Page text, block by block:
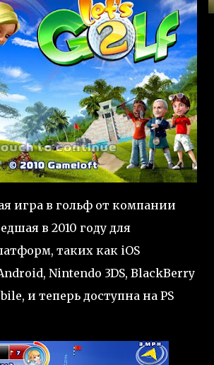
игра в гольф от компании
в 2010 году для
таких как iOS
Nintendo 3DS, BlackBerry
и теперь доступна на PS